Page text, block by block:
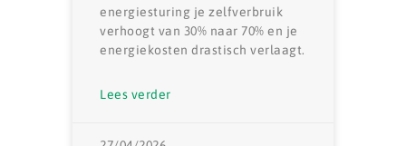
energiesturing je zelfverbruik
verhoogt van 30% naar 70% en je
energiekosten drastisch verlaagt.
Lees verder